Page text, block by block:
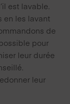
est lavable.
en les lavant
de
pour
leur durée
leur